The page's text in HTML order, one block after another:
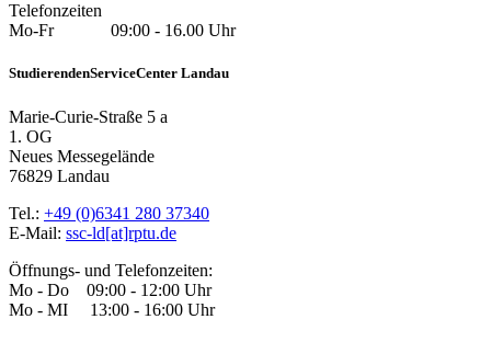
Telefonzeiten
Mo-Fr 09:00 - 16.00 Uhr
StudierendenServiceCenter Landau
Marie-Curie-Straße 5 a
1. OG
Neues Messegelände
76829 Landau
Tel.: +49 (0)6341 280 37340
E-Mail: ssc-ld[at]rptu.de
Öffnungs- und Telefonzeiten:
Mo - Do 09:00 - 12:00 Uhr
Mo - MI 13:00 - 16:00 Uhr